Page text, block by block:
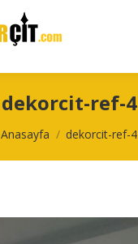
dekorcit-ref-4
You are here:
Anasayfa dekorcit-ref-4